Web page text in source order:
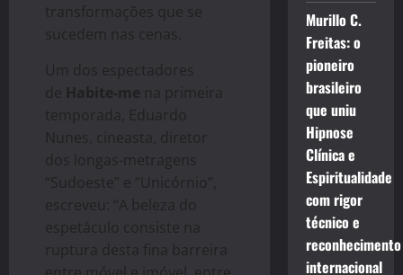
transformações que se
sucedem nas cenas.
Um dos espectadores
de Habite-me na primeira
temporada, Eduardo
Nunes, cineasta, diretor
dos longas-metragens
“Sudoeste” e “Unicórnio”,
escreveu: “A beleza do
espetáculo consiste na
ruptura desta fina barreira
Murillo C.
Freitas: o
pioneiro
brasileiro
que uniu
Hipnose
Clínica e
Espiritualidade
com rigor
técnico e
reconhecimento
internacional